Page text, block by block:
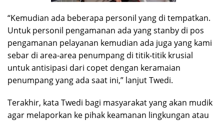
“Kemudian ada beberapa personil yang di tempatkan.
Untuk personil pengamanan ada yang stanby di pos
pengamanan pelayanan kemudian ada juga yang kami
sebar di area-area penumpang di titik-titik krusial
untuk antisipasi dari copet dengan keramaian
penumpang yang ada saat ini,” lanjut Twedi.
Terakhir, kata Twedi bagi masyarakat yang akan mudik
agar melaporkan ke pihak keamanan lingkungan atau